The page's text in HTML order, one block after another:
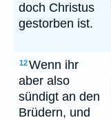
doch Christus
gestorben ist.
12Wenn ihr
aber also
sündigt an den
Brüdern, und